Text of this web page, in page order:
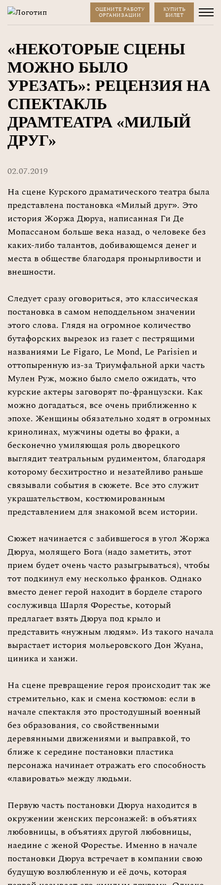
ОЦЕНИТЕ РАБОТУ
ОРГАНИЗАЦИИ
КУПИТЬ
БИЛЕТ
«НЕКОТОРЫЕ СЦЕНЫ
МОЖНО БЫЛО
УРЕЗАТЬ»: РЕЦЕНЗИЯ НА
СПЕКТАКЛЬ
ДРАМТЕАТРА «МИЛЫЙ
ДРУГ»
02.07.2019
На сцене Курского драматического театра была
представлена постановка «Милый друг». Это
история Жоржа Дюруа, написанная Ги Де
Мопассаном больше века назад, о человеке без
каких-либо талантов, добивающемся денег и
места в обществе благодаря пронырливости и
внешности.
Следует сразу оговориться, это классическая
постановка в самом неподдельном значении
этого слова. Глядя на огромное количество
бутафорских вырезок из газет с пестрящими
названиями Lе Figaro, Le Mond, Le Parisien и
оттопыренную из-за Триумфальной арки часть
Мулен Руж, можно было смело ожидать, что
курские актеры заговорят по-французски. Как
можно догадаться, все очень приближенно к
эпохе. Женщины обязательно ходят в огромных
кринолинах, мужчины одеты во фраки, а
бесконечно умиляющая роль дворецкого
выглядит театральным рудиментом, благодаря
которому бесхитростно и незатейливо раньше
связывали события в сюжете. Все это служит
украшательством, костюмированным
представлением для знакомой всем истории.
Сюжет начинается с забившегося в угол Жоржа
Дюруа, молящего Бога (надо заметить, этот
прием будет очень часто разыгрываться), чтобы
тот подкинул ему несколько франков. Однако
вместо денег герой находит в борделе старого
сослуживца Шарля Форестье, который
предлагает взять Дюруа под крыло и
представить «нужным людям». Из такого начала
вырастает история мольеровского Дон Жуана,
циника и ханжи.
На сцене превращение героя происходит так же
стремительно, как и смена костюмов: если в
начале спектакля это простодушный военный
без образования, со свойственными
деревянными движениями и выправкой, то
ближе к середине постановки пластика
персонажа начинает отражать его способность
«лавировать» между людьми.
Первую часть постановки Дюруа находится в
окружении женских персонажей: в объятиях
любовницы, в объятиях другой любовницы,
наедине с женой Форестье. Именно в начале
постановки Дюруа встречает в компании свою
будущую возлюбленную и её дочь, которая